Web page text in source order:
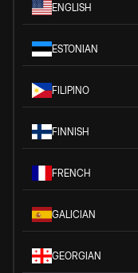
ENGLISH
ESTONIAN
FILIPINO
FINNISH
FRENCH
GALICIAN
GEORGIAN